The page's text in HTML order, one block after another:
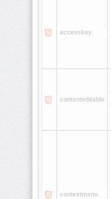
<div>
accesskey
contenteditable
contextmenu